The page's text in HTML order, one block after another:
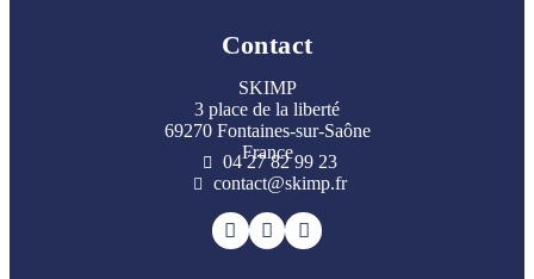
Contact
SKIMP
3 place de la liberté
69270 Fontaines-sur-Saône
France
04 27 82 99 23
contact@skimp.fr